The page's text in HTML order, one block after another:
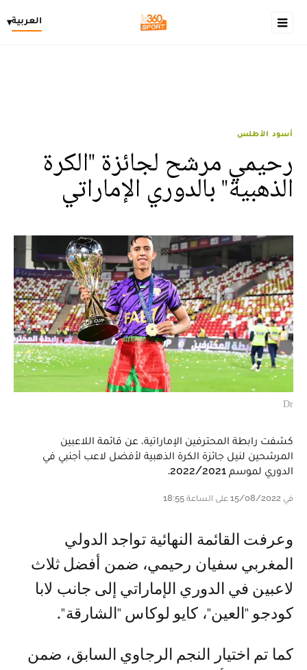
العربية▾
أسود الأطلس
رحيمي مرشح لجائزة "الكرة
الذهبية" بالدوري الإماراتي
Dr
كشفت رابطة المحترفين الإماراتية، عن قائمة اللاعبين
المرشحين لنيل جائزة الكرة الذهبية لأفضل لاعب أجنبي في
الدوري لموسم 2022/2021.
في 15/08/2022 على الساعة 18:55
وعرفت القائمة النهائية تواجد الدولي
المغربي سفيان رحيمي، ضمن أفضل ثلاث
لاعبين في الدوري الإماراتي إلى جانب لابا
كودجو "العين"، كايو لوكاس "الشارقة".
كما تم اختيار النجم الرجاوي السابق، ضمن